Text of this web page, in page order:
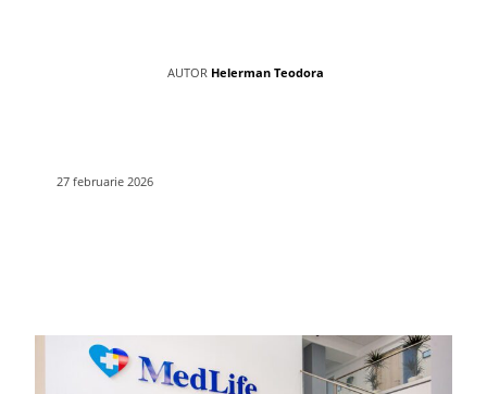
AUTOR Helerman Teodora
27 februarie 2026